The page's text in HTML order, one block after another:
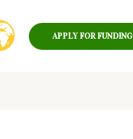
APPLY FOR FUNDING